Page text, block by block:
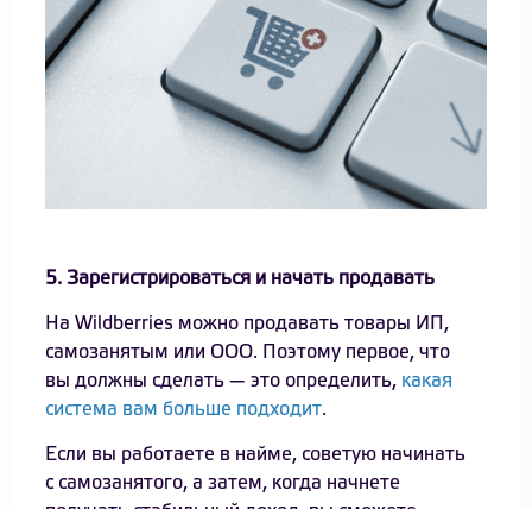
5. Зарегистрироваться и начать продавать
На Wildberries можно продавать товары ИП,
самозанятым или OOO. Поэтому первое, что
вы должны сделать — это определить, какая
система вам больше подходит.
Если вы работаете в найме, советую начинать
с самозанятого, а затем, когда начнете